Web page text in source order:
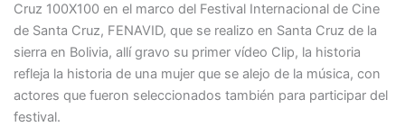
Cruz 100X100 en el marco del Festival Internacional de Cine
de Santa Cruz, FENAVID, que se realizo en Santa Cruz de la
sierra en Bolivia, allí gravo su primer vídeo Clip, la historia
refleja la historia de una mujer que se alejo de la música, con
actores que fueron seleccionados también para participar del
festival.